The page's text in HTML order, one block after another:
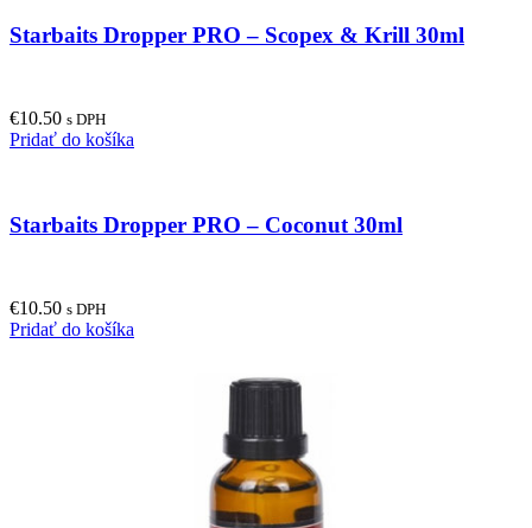
Starbaits Dropper PRO – Scopex & Krill 30ml
€10.50 s DPH
Pridať do košíka
Starbaits Dropper PRO – Coconut 30ml
€10.50 s DPH
Pridať do košíka